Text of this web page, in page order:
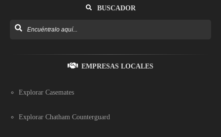
BUSCADOR
EMPRESAS LOCALES
Explorar Casemates
Explorar Chatham Counterguard